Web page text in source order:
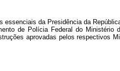
da Presidência da
de Polícia Federal do Ministério
aprovadas pelos respectivos